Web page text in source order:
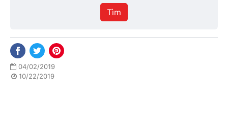
hiện
Tìm
04/02/2019
10/22/2019